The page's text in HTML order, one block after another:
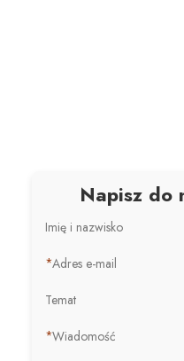
Napisz do
Imię i nazwisko
*Adres e-mail
Temat
*Wiadomość